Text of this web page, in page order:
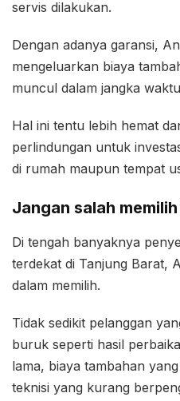
servis dilakukan.
Dengan adanya garansi,
mengeluarkan biaya
muncul dalam jangka
Hal ini tentu lebih hemat
perlindungan untuk
di rumah maupun tempat
Jangan salah
Di tengah banyaknya
terdekat di Tanjung Barat,
dalam memilih.
Tidak sedikit pelanggan
buruk seperti hasil
lama, biaya tambahan
teknisi yang kurang